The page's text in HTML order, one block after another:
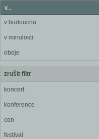
v...
v budoucnu
v minulosti
oboje
zrušit filtr
koncert
konference
con
festival